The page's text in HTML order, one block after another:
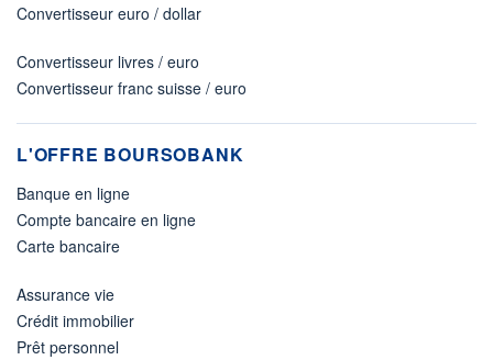
Convertisseur euro / dollar
Convertisseur livres / euro
Convertisseur franc suisse / euro
L'OFFRE BOURSOBANK
Banque en ligne
Compte bancaire en ligne
Carte bancaire
Assurance vie
Crédit immobilier
Prêt personnel